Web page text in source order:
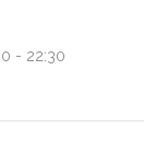
- 22:30